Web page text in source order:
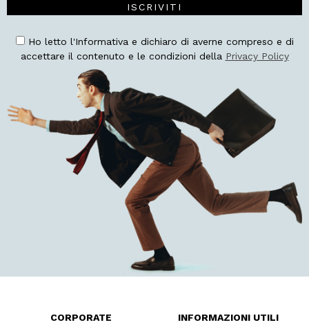
ISCRIVITI
Ho letto l'Informativa e dichiaro di averne compreso e di
accettare il contenuto e le condizioni della Privacy Policy
CORPORATE INFORMAZIONI UTILI